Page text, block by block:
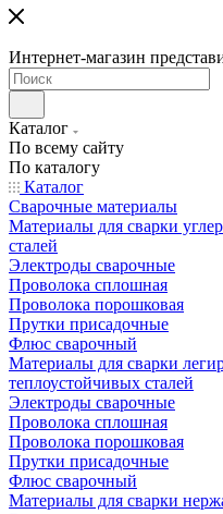
Интернет-магазин
Каталог
По всему сайту
По каталогу
Каталог
Сварочные материалы
Материалы для сварки
сталей
Электроды сварочные
Проволока сплошная
Проволока порошковая
Прутки присадочные
Флюс сварочный
Материалы для сварки
теплоустойчивых сталей
Электроды сварочные
Проволока сплошная
Проволока порошковая
Прутки присадочные
Флюс сварочный
Материалы для сварки